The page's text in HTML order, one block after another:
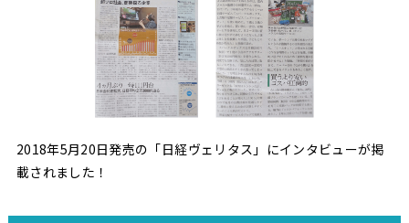
2018年5月20日発売の「日経ヴェリタス」にインタビューが掲
載されました！